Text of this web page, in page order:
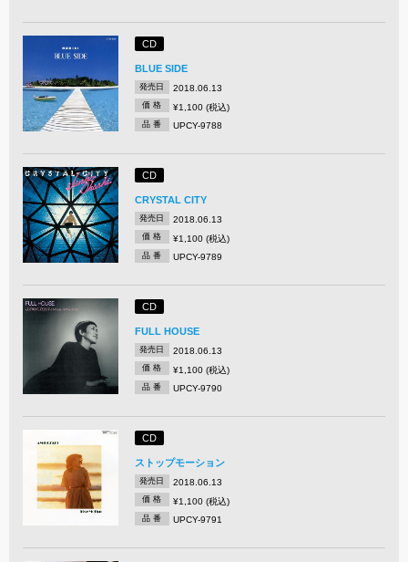
CD
BLUE SIDE
発売日 2018.06.13
価 格 ¥1,100 (税込)
品 番 UPCY-9788
CD
CRYSTAL CITY
発売日 2018.06.13
価 格 ¥1,100 (税込)
品 番 UPCY-9789
CD
FULL HOUSE
発売日 2018.06.13
価 格 ¥1,100 (税込)
品 番 UPCY-9790
CD
ストップモーション
発売日 2018.06.13
価 格 ¥1,100 (税込)
品 番 UPCY-9791